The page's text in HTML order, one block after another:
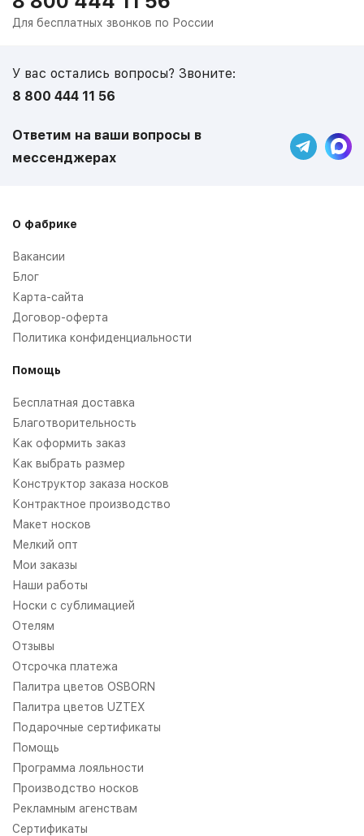
Для бесплатных звонков по России
У вас остались вопросы? Звоните:
8 800 444 11 56
Ответим на ваши вопросы в
мессенджерах
О фабрике
Вакансии
Блог
Карта-сайта
Договор-оферта
Политика конфиденциальности
Помощь
Бесплатная доставка
Благотворительность
Как оформить заказ
Как выбрать размер
Конструктор заказа носков
Контрактное производство
Макет носков
Мелкий опт
Мои заказы
Наши работы
Носки с сублимацией
Отелям
Отзывы
Отсрочка платежа
Палитра цветов OSBORN
Палитра цветов UZTEX
Подарочные сертификаты
Помощь
Программа лояльности
Производство носков
Рекламным агенствам
Сертификаты